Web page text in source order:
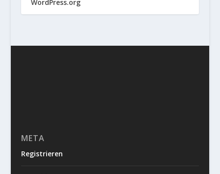
WordPress.org
META
Registrieren